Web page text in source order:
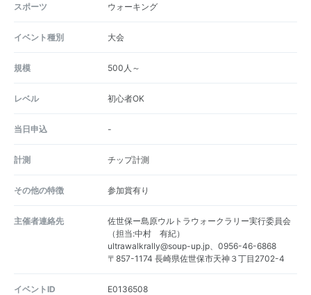
スポーツ ウォーキング
イベント種別 大会
規模 500人～
レベル 初心者OK
当日申込 -
計測 チップ計測
その他の特徴 参加賞有り
主催者連絡先
佐世保ー島原ウルトラウォークラリー実行委員会
（担当:中村 有紀）
ultrawalkrally@soup-up.jp、0956-46-6868
〒857-1174 長崎県佐世保市天神３丁目2702-4
イベントID E0136508